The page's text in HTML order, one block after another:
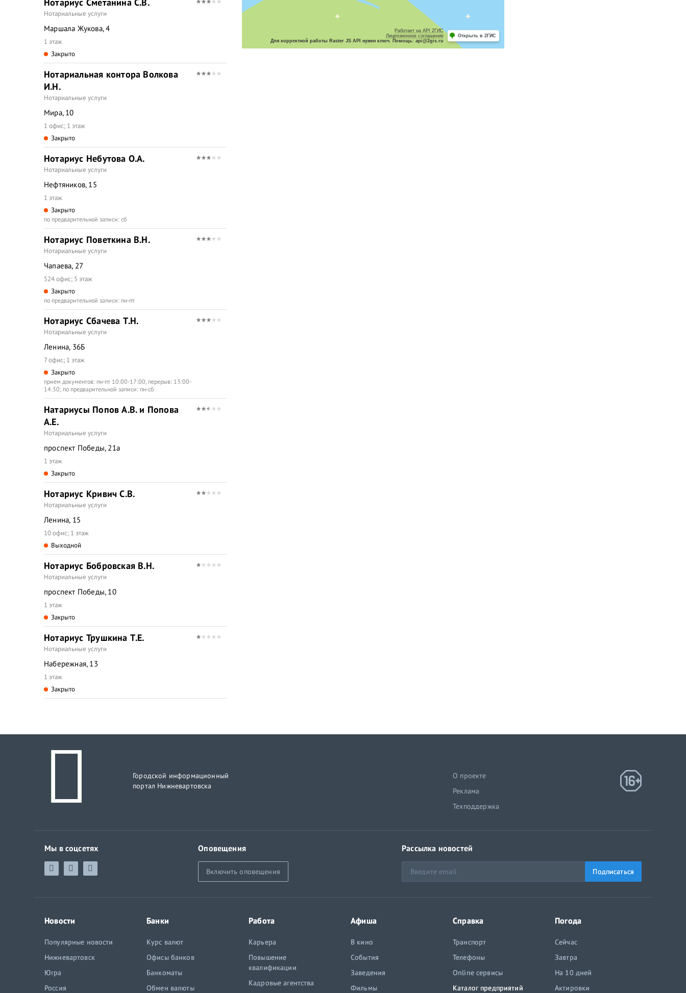
Нотариальные услуги
Маршала Жукова, 4
1 этаж
Закрыто
Нотариальная контора Волкова
И.Н.
Нотариальные услуги
Мира, 10
1 офис; 1 этаж
Закрыто
Нотариус Небутова О.А.
Нотариальные услуги
Нефтяников, 15
1 этаж
Закрыто
по предварительной записи: сб
Нотариус Поветкина В.Н.
Нотариальные услуги
Чапаева, 27
524 офис; 5 этаж
Закрыто
по предварительной записи: пн-пт
Нотариус Сбачева Т.Н.
Нотариальные услуги
Ленина, 36Б
7 офис; 1 этаж
Закрыто
прием документов: пн-пт 10:00-17:00, перерыв: 13:00-
14:30; по предварительной записи: пн-сб
Натариусы Попов А.В. и Попова
А.Е.
Нотариальные услуги
проспект Победы, 21а
1 этаж
Закрыто
Нотариус Кривич С.В.
Нотариальные услуги
Ленина, 15
10 офис; 1 этаж
Выходной
Нотариус Бобровская В.Н.
Нотариальные услуги
проспект Победы, 10
1 этаж
Закрыто
Нотариус Трушкина Т.Е.
Нотариальные услуги
Набережная, 13
1 этаж
Закрыто
Работает на API 2ГИС
Лицензионное соглашение
Для корректной работы Raster JS API нужен ключ. Помощь: api@2gis.ru
Открыть в 2ГИС
Городской информационный
портал Нижневартовска
О проекте
Реклама
Техподдержка
Мы в соцсетях Оповещения
Включить оповещения
Рассылка новостей
Подписаться
Новости
Популярные новости
Нижневартовск
Югра
Россия
Банки
Курс валют
Офисы банков
Банкоматы
Обмен валюты
Работа
Карьера
Повышение
квалификации
Кадровые агентства
Афиша
В кино
События
Заведения
Фильмы
Справка
Транспорт
Телефоны
Online сервисы
Каталог предприятий
Погода
Сейчас
Завтра
На 10 дней
Актировки